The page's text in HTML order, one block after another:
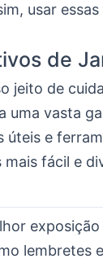
usar
de
jeito de
uma vasta
úteis e
fácil e
lembretes